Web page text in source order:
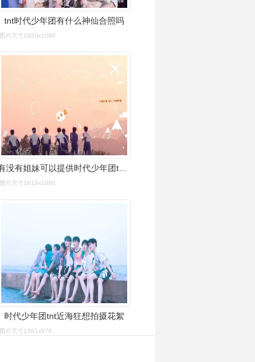
tnt时代少年团有什么神仙合照吗
图片尺寸1920x1080
有没有姐妹可以提供时代少年团tnt含有7人的超高清电脑壁纸啊
图片尺寸1619x1080
时代少年团tnt近海狂想拍摄花絮
图片尺寸1561x976